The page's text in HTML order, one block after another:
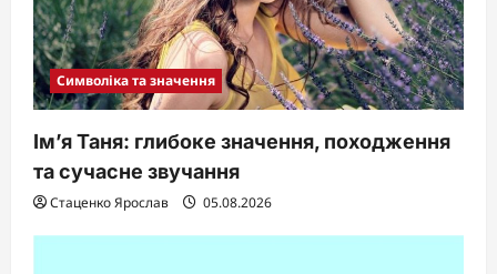
Символіка та значення
Ім’я Таня: глибоке значення, походження
та сучасне звучання
Стаценко Ярослав 05.08.2026